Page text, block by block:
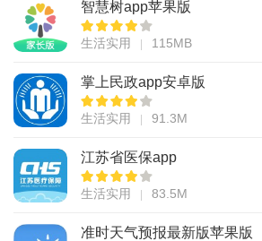
智慧树app苹果版
生活实用 115MB
掌上民政app安卓版
生活实用 91.3M
江苏省医保app
生活实用 83.5M
准时天气预报最新版苹果版